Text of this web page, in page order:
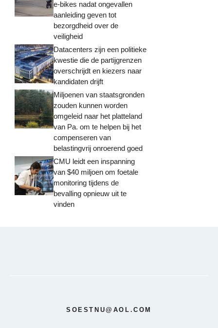
e-bikes nadat ongevallen
aanleiding geven tot
bezorgdheid over de
veiligheid
Datacenters zijn een politieke
kwestie die de partijgrenzen
overschrijdt en kiezers naar
kandidaten drijft
Miljoenen van staatsgronden
zouden kunnen worden
omgeleid naar het platteland
van Pa. om te helpen bij het
compenseren van
belastingvrij onroerend goed
CMU leidt een inspanning
van $40 miljoen om foetale
monitoring tijdens de
bevalling opnieuw uit te
vinden
SOESTNU@AOL.COM